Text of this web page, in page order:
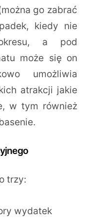
go zabrać
kiedy nie
a pod
może się on
umożliwia
atrakcji jakie
w tym również
trzy:
wydatek